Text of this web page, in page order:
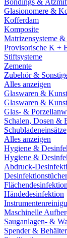
Bondings &
Glasionomere &
Kofferdam
Komposite
Matrizensysteme
Provisorische K +
Stiftsysteme
Zemente
Zubehör &
Alles anzeigen
Glaswaren &
Glaswaren &
Glas- &
Schalen, Dosen &
Schubladeneinsätze
Alles anzeigen
Hygiene &
Hygiene &
Abdruck-
Desinfektionstücher
Flächendesinfektion
Händedesinfektion
Maschinelle
Sauganlagen- &
Spender & Behälter